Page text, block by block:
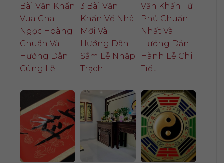
Bài Văn Khấn
Vua Cha
Ngọc Hoàng
Chuẩn Và
Hướng Dẫn
Cúng Lễ
3 Bài Văn
Khấn Về Nhà
Mới Và
Hướng Dẫn
Sắm Lễ Nhập
Trạch
Văn Khấn Tứ
Phủ Chuẩn
Nhất Và
Hướng Dẫn
Hành Lễ Chi
Tiết